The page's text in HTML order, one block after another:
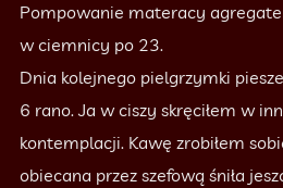
Pompowanie materacy
w ciemnicy po 23.
Dnia kolejnego pielgrzymki
6 rano. Ja w ciszy skręciłem w
kontemplacji. Kawę zrobiłem
obiecana przez szefową śniła